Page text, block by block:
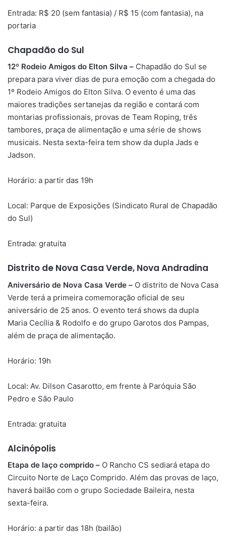
Entrada: R$ 20 (sem fantasia) / R$ 15 (com fantasia), na
portaria
Chapadão do Sul
12º Rodeio Amigos do Elton Silva – Chapadão do Sul se
prepara para viver dias de pura emoção com a chegada do
1º Rodeio Amigos do Elton Silva. O evento é uma das
maiores tradições sertanejas da região e contará com
montarias profissionais, provas de Team Roping, três
tambores, praça de alimentação e uma série de shows
musicais. Nesta sexta-feira tem show da dupla Jads e
Jadson.
Horário: a partir das 19h
Local: Parque de Exposições (Sindicato Rural de Chapadão
do Sul)
Entrada: gratuita
Distrito de Nova Casa Verde, Nova Andradina
Aniversário de Nova Casa Verde – O distrito de Nova Casa
Verde terá a primeira comemoração oficial de seu
aniversário de 25 anos. O evento terá shows da dupla
Maria Cecília & Rodolfo e do grupo Garotos dos Pampas,
além de praça de alimentação.
Horário: 19h
Local: Av. Dilson Casarotto, em frente à Paróquia São
Pedro e São Paulo
Entrada: gratuita
Alcinópolis
Etapa de laço comprido – O Rancho CS sediará etapa do
Circuito Norte de Laço Comprido. Além das provas de laço,
haverá bailão com o grupo Sociedade Baileira, nesta
sexta-feira.
Horário: a partir das 18h (bailão)